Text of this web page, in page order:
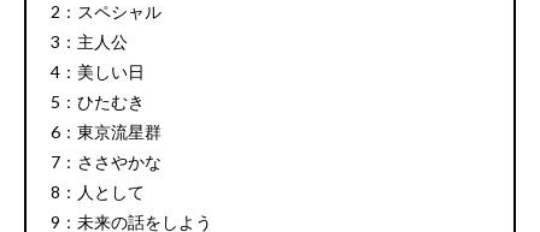
2：スペシャル
3：主人公
4：美しい日
5：ひたむき
6：東京流星群
7：ささやかな
8：人として
9：未来の話をしよう